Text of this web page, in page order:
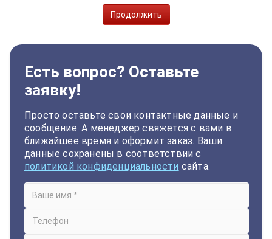
Продолжить
Есть вопрос? Оставьте
заявку!
Просто оставьте свои контактные данные и
сообщение. А менеджер свяжется с вами в
ближайшее время и оформит заказ. Ваши
данные сохранены в соответствии с
политикой конфиденциальности сайта.